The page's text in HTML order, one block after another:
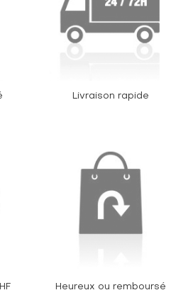
Livraison rapide
Heureux ou remboursé